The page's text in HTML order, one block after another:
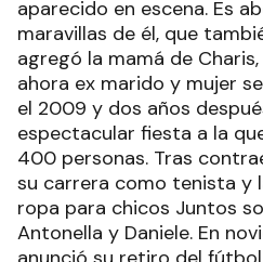
se despidió, Dulko le
en sus redes sociales que
escándalo ella misma se
el primer día que te vi me
también te admiré como
profesional, siempre
todo a tu alcance por ser
El fútbol era algo
mí hasta que te vi jugar,
el deporte y me convertí